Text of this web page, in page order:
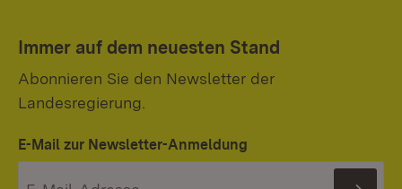
Immer auf dem neuesten Stand
Abonnieren Sie den Newsletter der
Landesregierung.
E-Mail zur Newsletter-Anmeldung